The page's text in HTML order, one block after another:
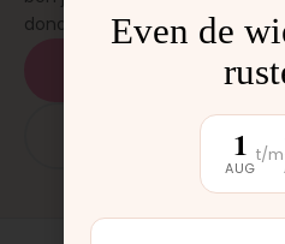
donderdag en zaterdag, op
Plan een afspraak
App: 06 - 2862 1330
Even de
1
AUG
t/m